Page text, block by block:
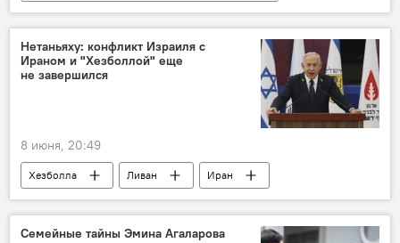
Россия
Украина
ВСУ
БПЛА
атака
Херсонская область
СВО
Нетаньяху: конфликт Израиля с
Ираном и "Хезболлой" еще
не завершился
8 июня, 20:49
Хезболла Ливан
Иран
Ближний Восток
Израиль
Биньямин Нетаньяху
Семейные тайны Эмина Агаларова